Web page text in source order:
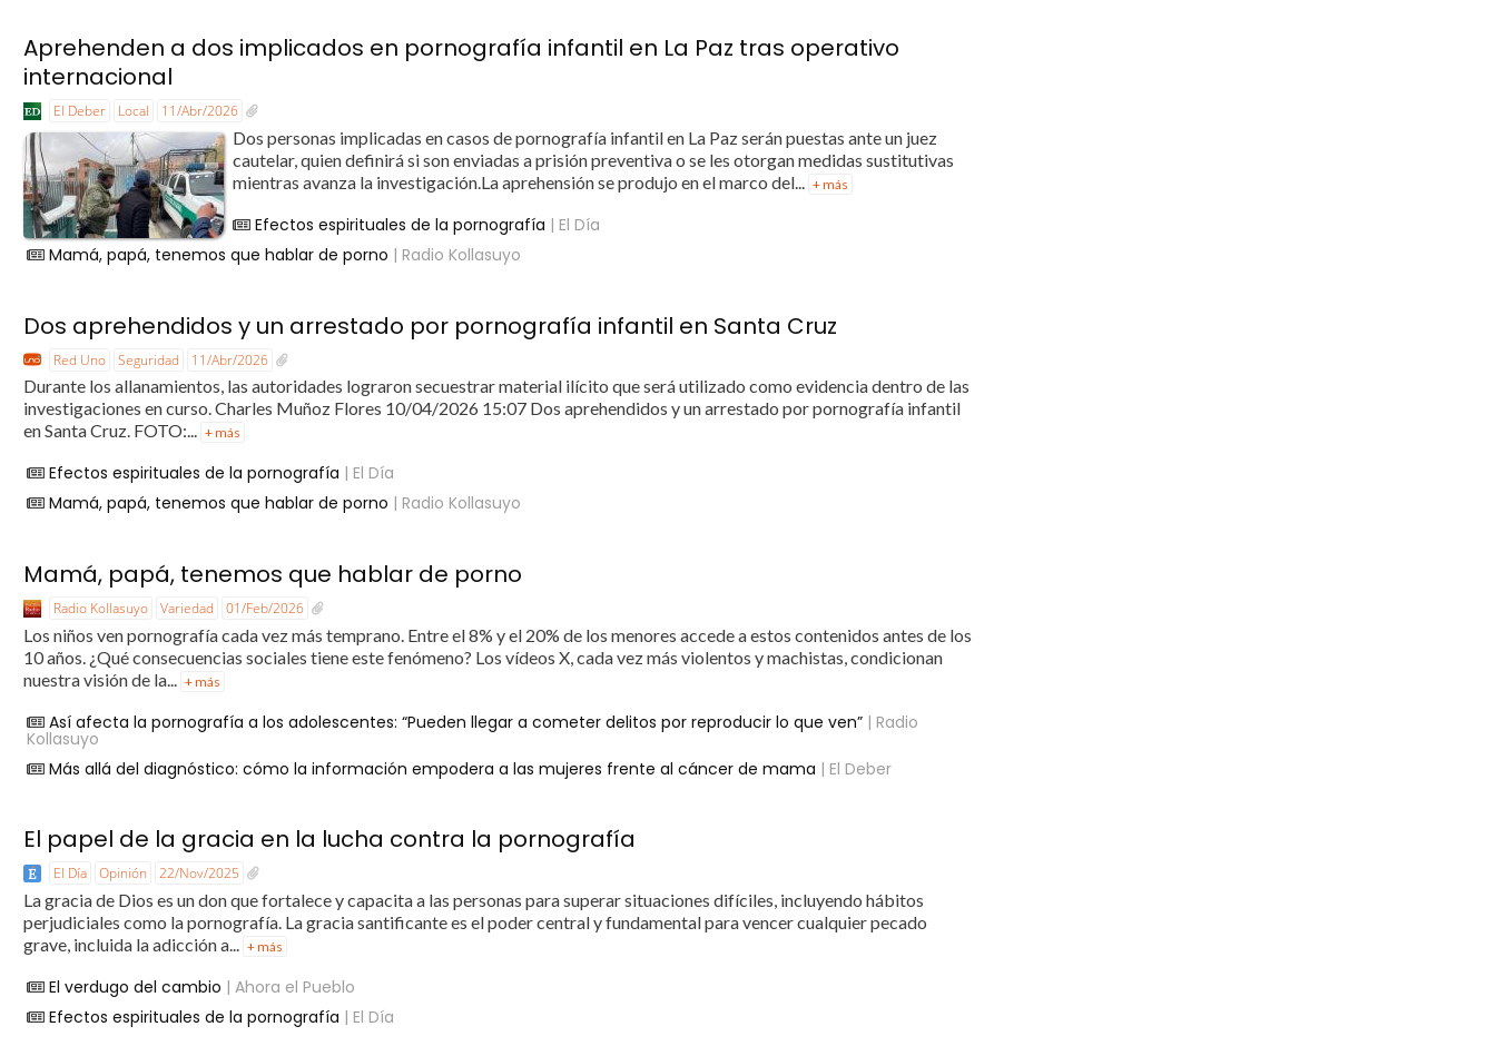
Aprehenden a dos implicados en pornografía infantil en La Paz tras operativo
internacional
El Deber Local 11/Abr/2026
Dos personas implicadas en casos de pornografía infantil en La Paz serán puestas ante un juez
cautelar, quien definirá si son enviadas a prisión preventiva o se les otorgan medidas sustitutivas
mientras avanza la investigación.La aprehensión se produjo en el marco del... + más
Efectos espirituales de la pornografía | El Día
Mamá, papá, tenemos que hablar de porno | Radio Kollasuyo
Dos aprehendidos y un arrestado por pornografía infantil en Santa Cruz
Red Uno Seguridad 11/Abr/2026
Durante los allanamientos, las autoridades lograron secuestrar material ilícito que será utilizado como evidencia dentro de las
investigaciones en curso. Charles Muñoz Flores 10/04/2026 15:07 Dos aprehendidos y un arrestado por pornografía infantil
en Santa Cruz. FOTO:... + más
Efectos espirituales de la pornografía | El Día
Mamá, papá, tenemos que hablar de porno | Radio Kollasuyo
Mamá, papá, tenemos que hablar de porno
Radio Kollasuyo Variedad 01/Feb/2026
Los niños ven pornografía cada vez más temprano. Entre el 8% y el 20% de los menores accede a estos contenidos antes de los
10 años. ¿Qué consecuencias sociales tiene este fenómeno? Los vídeos X, cada vez más violentos y machistas, condicionan
nuestra visión de la...
+ más
Así afecta la pornografía a los adolescentes: “Pueden llegar a cometer delitos por reproducir lo que ven” | Radio
Kollasuyo
Más allá del diagnóstico: cómo la información empodera a las mujeres frente al cáncer de mama | El Deber
El papel de la gracia en la lucha contra la pornografía
El Día Opinión 22/Nov/2025
La gracia de Dios es un don que fortalece y capacita a las personas para superar situaciones difíciles, incluyendo hábitos
perjudiciales como la pornografía. La gracia santificante es el poder central y fundamental para vencer cualquier pecado
grave, incluida la adicción a... + más
El verdugo del cambio | Ahora el Pueblo
Efectos espirituales de la pornografía | El Día